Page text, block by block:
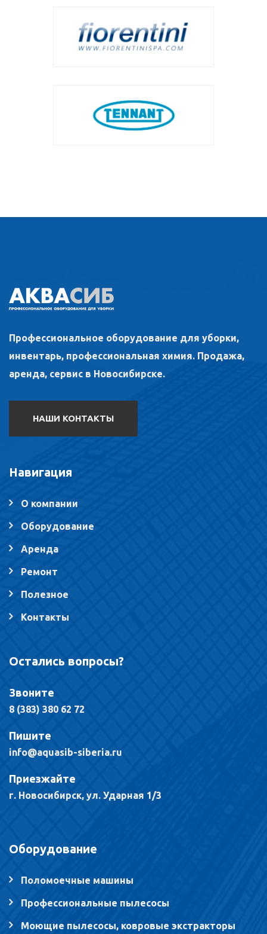
Профессиональное оборудование для уборки,
инвентарь, профессиональная химия. Продажа,
аренда, сервис в Новосибирске.
НАШИ КОНТАКТЫ
Навигация
О компании
Оборудование
Аренда
Ремонт
Полезное
Контакты
Остались вопросы?
Звоните
8 (383) 380 62 72
Пишите
info@aquasib-siberia.ru
Приезжайте
г. Новосибирск, ул. Ударная 1/3
Оборудование
Поломоечные машины
Профессиональные пылесосы
Моющие пылесосы, ковровые экстракторы